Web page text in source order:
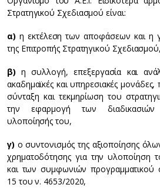
Στρατηγικού Σχεδιασμού είναι:
α) η εκτέλεση των αποφάσεων και η
της Επιτροπής Στρατηγικού Σχεδιασμού,
β)η συλλογή, επεξεργασία και
ακαδημαϊκές και υπηρεσιακές μονάδες,
σύνταξη και τεκμηρίωση του
την εφαρμογή των διαδικασιών
υλοποίησής του,
γ) ο συντονισμός της αξιοποίησης
χρηματοδότησης για την υλοποίηση
και των συμφωνιών
15 του ν. 4653/2020,